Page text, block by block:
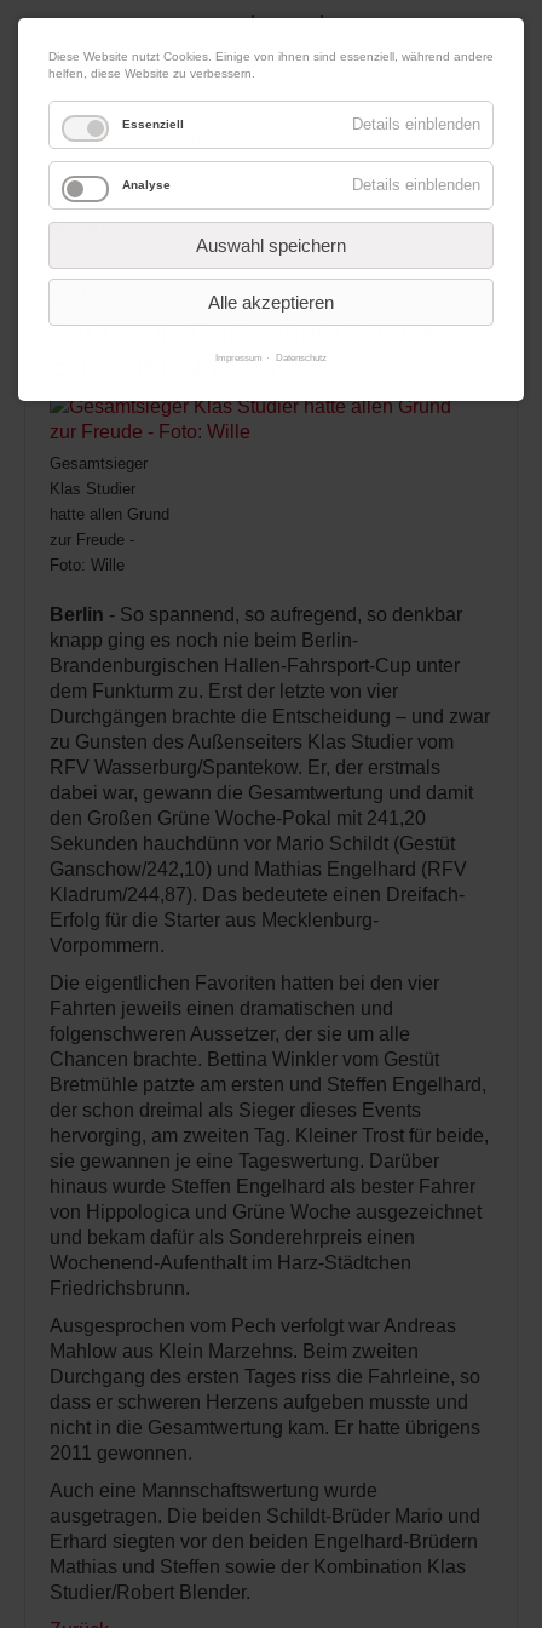
06. August 2026 Impressum|Kontakt|Datenschutz
Werbung
Menü
von Redaktion
Fahrsport-Cup: Hauchdünne
Entscheidung für Studier
Gesamtsieger
Klas Studier
hatte allen Grund
zur Freude -
Foto: Wille
Berlin - So spannend, so aufregend, so denkbar
knapp ging es noch nie beim Berlin-
Brandenburgischen Hallen-Fahrsport-Cup unter
dem Funkturm zu. Erst der letzte von vier
Durchgängen brachte die Entscheidung – und zwar
zu Gunsten des Außenseiters Klas Studier vom
RFV Wasserburg/Spantekow. Er, der erstmals
dabei war, gewann die Gesamtwertung und damit
den Großen Grüne Woche-Pokal mit 241,20
Sekunden hauchdünn vor Mario Schildt (Gestüt
Ganschow/242,10) und Mathias Engelhard (RFV
Kladrum/244,87). Das bedeutete einen Dreifach-
Erfolg für die Starter aus Mecklenburg-
Vorpommern.
Die eigentlichen Favoriten hatten bei den vier
Fahrten jeweils einen dramatischen und
folgenschweren Aussetzer, der sie um alle
Chancen brachte. Bettina Winkler vom Gestüt
Bretmühle patzte am ersten und Steffen Engelhard,
der schon dreimal als Sieger dieses Events
hervorging, am zweiten Tag. Kleiner Trost für beide,
sie gewannen je eine Tageswertung. Darüber
hinaus wurde Steffen Engelhard als bester Fahrer
von Hippologica und Grüne Woche ausgezeichnet
und bekam dafür als Sonderehrpreis einen
Wochenend-Aufenthalt im Harz-Städtchen
Friedrichsbrunn.
Ausgesprochen vom Pech verfolgt war Andreas
Mahlow aus Klein Marzehns. Beim zweiten
Durchgang des ersten Tages riss die Fahrleine, so
dass er schweren Herzens aufgeben musste und
nicht in die Gesamtwertung kam. Er hatte übrigens
2011 gewonnen.
Auch eine Mannschaftswertung wurde
ausgetragen. Die beiden Schildt-Brüder Mario und
Erhard siegten vor den beiden Engelhard-Brüdern
Mathias und Steffen sowie der Kombination Klas
Studier/Robert Blender.
Diese Website nutzt Cookies. Einige von ihnen sind essenziell, während andere
helfen, diese Website zu verbessern.
Essenziell Details einblenden
Analyse Details einblenden
Auswahl speichern
Alle akzeptieren
Impressum Datenschutz